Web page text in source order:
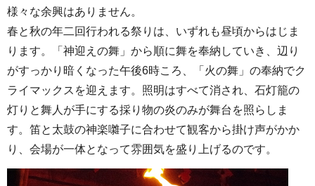
様々な余興はありません。
春と秋の年二回行われる祭りは、いずれも昼頃からはじま
ります。「神迎えの舞」から順に舞を奉納していき、辺り
がすっかり暗くなった午後6時ころ、「火の舞」の奉納でク
ライマックスを迎えます。照明はすべて消され、石灯籠の
灯りと舞人が手にする採り物の炎のみが舞台を照らしま
す。笛と太鼓の神楽囃子に合わせて観客から掛け声がかか
り、会場が一体となって雰囲気を盛り上げるのです。